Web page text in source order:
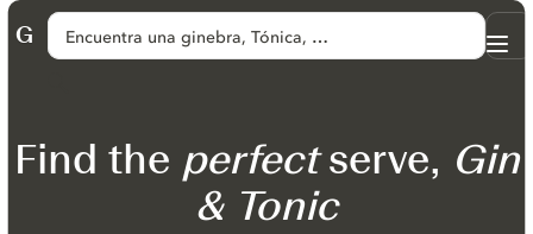
GINVENTORY
Encuentra una ginebra, Tónica, …
Find the perfectserve, Gin
& Tonic